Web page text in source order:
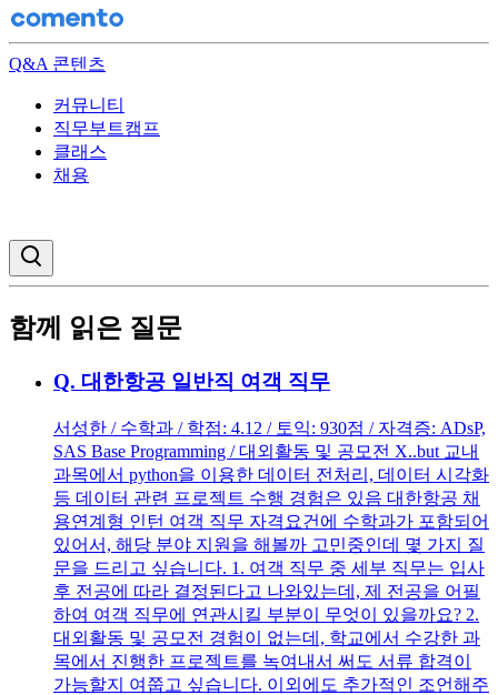
Q&A 콘텐츠
커뮤니티
직무부트캠프
클래스
채용
함께 읽은 질문
Q. 대한항공 일반직 여객 직무
서성한 / 수학과 / 학점: 4.12 / 토익: 930점 / 자격증: ADsP,
SAS Base Programming / 대외활동 및 공모전 X..but 교내
과목에서 python을 이용한 데이터 전처리, 데이터 시각화
등 데이터 관련 프로젝트 수행 경험은 있음 대한항공 채
용연계형 인턴 여객 직무 자격요건에 수학과가 포함되어
있어서, 해당 분야 지원을 해볼까 고민중인데 몇 가지 질
문을 드리고 싶습니다. 1. 여객 직무 중 세부 직무는 입사
후 전공에 따라 결정된다고 나와있는데, 제 전공을 어필
하여 여객 직무에 연관시킬 부분이 무엇이 있을까요? 2.
대외활동 및 공모전 경험이 없는데, 학교에서 수강한 과
목에서 진행한 프로젝트를 녹여내서 써도 서류 합격이
가능할지 여쭙고 싶습니다. 이외에도 추가적인 조언해주